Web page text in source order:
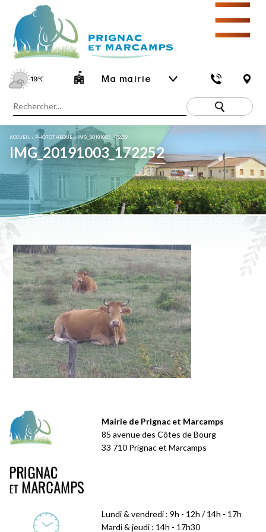
19℃ Ma mairie
☰
ACCUEIL » PHOTOTHÈQUE»IMG_20191003_172252
IMG_20191003_172252
Mairie de Prignac et Marcamps
85 avenue des Côtes de Bourg
33 710 Prignac et Marcamps
Lundi & vendredi : 9h - 12h / 14h - 17h
Mardi & jeudi : 14h - 17h30